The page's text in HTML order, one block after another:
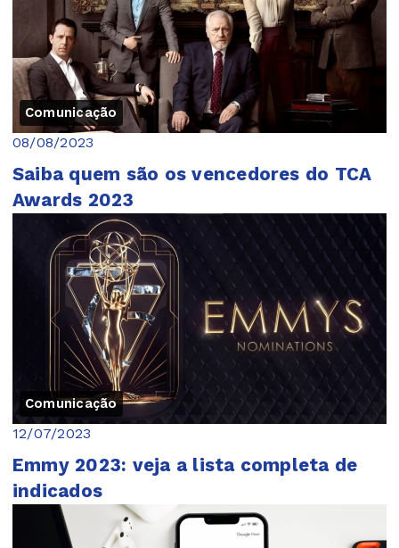
Comunicação
08/08/2023
Saiba quem são os vencedores do TCA
Awards 2023
Comunicação
12/07/2023
Emmy 2023: veja a lista completa de
indicados